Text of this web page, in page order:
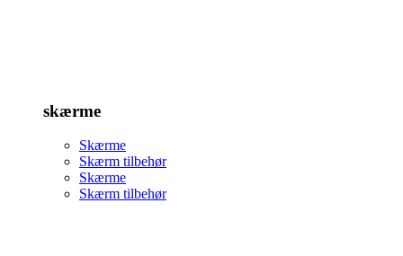
skærme
Skærme
Skærm tilbehør
Skærme
Skærm tilbehør